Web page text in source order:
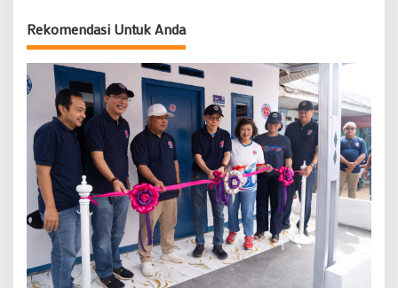
Rekomendasi Untuk Anda